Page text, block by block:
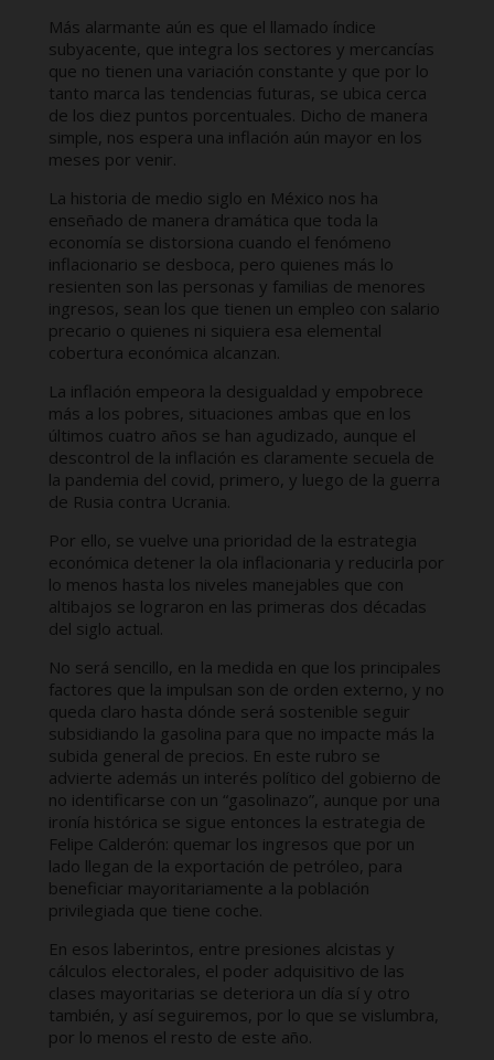
Más alarmante aún es que el llamado índice
subyacente, que integra los sectores y mercancías
que no tienen una variación constante y que por lo
tanto marca las tendencias futuras, se ubica cerca
de los diez puntos porcentuales. Dicho de manera
simple, nos espera una inflación aún mayor en los
meses por venir.
La historia de medio siglo en México nos ha
enseñado de manera dramática que toda la
economía se distorsiona cuando el fenómeno
inflacionario se desboca, pero quienes más lo
resienten son las personas y familias de menores
ingresos, sean los que tienen un empleo con salario
precario o quienes ni siquiera esa elemental
cobertura económica alcanzan.
La inflación empeora la desigualdad y empobrece
más a los pobres, situaciones ambas que en los
últimos cuatro años se han agudizado, aunque el
descontrol de la inflación es claramente secuela de
la pandemia del covid, primero, y luego de la guerra
de Rusia contra Ucrania.
Por ello, se vuelve una prioridad de la estrategia
económica detener la ola inflacionaria y reducirla por
lo menos hasta los niveles manejables que con
altibajos se lograron en las primeras dos décadas
del siglo actual.
No será sencillo, en la medida en que los principales
factores que la impulsan son de orden externo, y no
queda claro hasta dónde será sostenible seguir
subsidiando la gasolina para que no impacte más la
subida general de precios. En este rubro se
advierte además un interés político del gobierno de
no identificarse con un “gasolinazo”, aunque por una
ironía histórica se sigue entonces la estrategia de
Felipe Calderón: quemar los ingresos que por un
lado llegan de la exportación de petróleo, para
beneficiar mayoritariamente a la población
privilegiada que tiene coche.
En esos laberintos, entre presiones alcistas y
cálculos electorales, el poder adquisitivo de las
clases mayoritarias se deteriora un día sí y otro
también, y así seguiremos, por lo que se vislumbra,
por lo menos el resto de este año.